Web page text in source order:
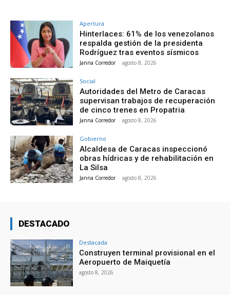
Apertura
Hinterlaces: 61% de los venezolanos
respalda gestión de la presidenta
Rodríguez tras eventos sísmicos
Janna Corredor - agosto 8, 2026
Social
Autoridades del Metro de Caracas
supervisan trabajos de recuperación
de cinco trenes en Propatria
Janna Corredor - agosto 8, 2026
Gobierno
Alcaldesa de Caracas inspeccionó
obras hídricas y de rehabilitación en
La Silsa
Janna Corredor - agosto 8, 2026
DESTACADO
Destacada
Construyen terminal provisional en el
Aeropuerto de Maiquetía
agosto 8, 2026